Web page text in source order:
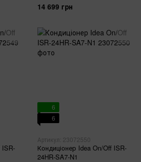
14 699 грн
ISR-
6
6
Артикул: 23072550
Кондиціонер Idea On/Off ISR-
24HR-SA7-N1